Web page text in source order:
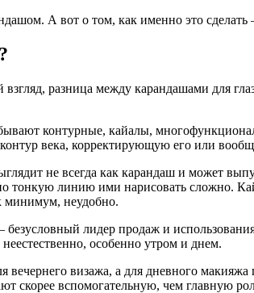
А вот о том, как именно это
разница между карандашами для
контурные, кайалы,
века, корректирующую его или
не всегда как карандаш и может
линию ими нарисовать сложно.
минимум, неудобно.
лидер продаж и
особенно утром и днем.
визажа, а для дневного
скорее вспомогательную, чем главную